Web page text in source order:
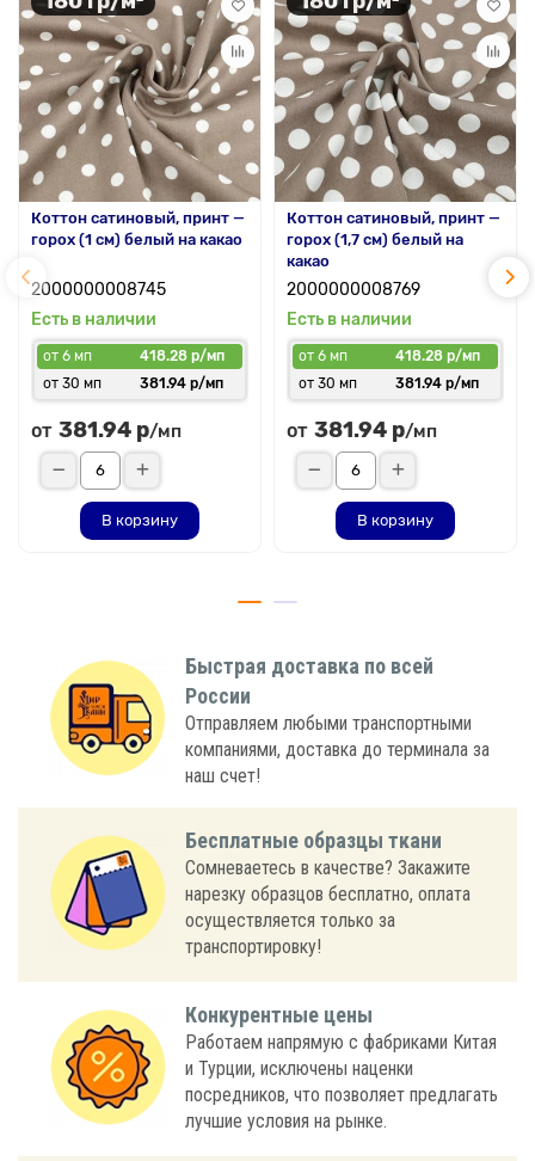
Коттон сатиновый, принт —
горох (1 см) белый на какао
2000000008745
Есть в наличии
от 6 мп
418.28 р/мп
от 30 мп
381.94 р/мп
от 381.94 р/мп
В корзину
Коттон сатиновый, принт —
горох (1,7 см) белый на
какао
2000000008769
Есть в наличии
от 6 мп
418.28 р/мп
от 30 мп
381.94 р/мп
от 381.94 р/мп
В корзину
Быстрая доставка по всей
России
Отправляем любыми транспортными
компаниями, доставка до терминала за
наш счет!
Бесплатные образцы ткани
Сомневаетесь в качестве? Закажите
нарезку образцов бесплатно, оплата
осуществляется только за
транспортировку!
Конкурентные цены
Работаем напрямую с фабриками Китая
и Турции, исключены наценки
посредников, что позволяет предлагать
лучшие условия на рынке.